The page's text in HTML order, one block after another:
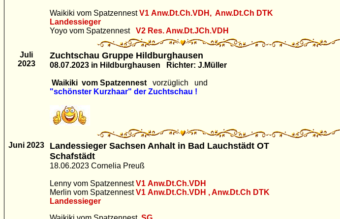
Waikiki vom Spatzennest V1 Anw.Dt.Ch.VDH, Anw.Dt.Ch DTK
Landessieger
Yoyo vom Spatzennest
V2 Res. Anw.Dt.JCh.VDH
Juli
2023
Zuchtschau Gruppe Hildburghausen
08.07.2023 in Hildburghausen Richter: J.Müller
Waikiki vom Spatzennest
vorzüglich und
"schönster Kurzhaar" der Zuchtschau !
Juni 2023
Landessieger Sachsen Anhalt in Bad Lauchstädt OT
Schafstädt
18.06.2023 Cornelia Preuß
Lenny vom SpatzennestV1 Anw.Dt.Ch.VDH
Merlin vom SpatzennestV1 Anw.Dt.Ch.VDH , Anw.Dt.Ch DTK
Landessieger